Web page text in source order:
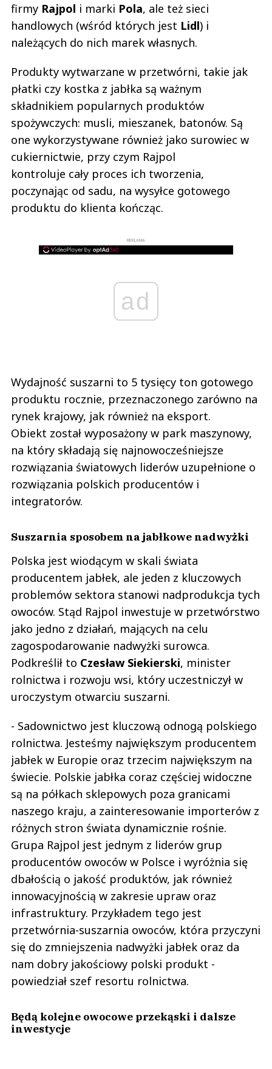
firmy Rajpol i marki Pola, ale też sieci
handlowych (wśród których jest Lidl) i
należących do nich marek własnych.
Produkty wytwarzane w przetwórni, takie jak
płatki czy kostka z jabłka są ważnym
składnikiem popularnych produktów
spożywczych: musli, mieszanek, batonów. Są
one wykorzystywane również jako surowiec w
cukiernictwie, przy czym Rajpol
kontroluje cały proces ich tworzenia,
poczynając od sadu, na wysyłce gotowego
produktu do klienta kończąc.
REKLAMA
ad
Wydajność suszarni to 5 tysięcy ton gotowego
produktu rocznie, przeznaczonego zarówno na
rynek krajowy, jak również na eksport.
Obiekt został wyposażony w park maszynowy,
na który składają się najnowocześniejsze
rozwiązania światowych liderów uzupełnione o
rozwiązania polskich producentów i
integratorów.
Suszarnia sposobem na jabłkowe nadwyżki
Polska jest wiodącym w skali świata
producentem jabłek, ale jeden z kluczowych
problemów sektora stanowi nadprodukcja tych
owoców. Stąd Rajpol inwestuje w przetwórstwo
jako jedno z działań, mających na celu
zagospodarowanie nadwyżki surowca.
Podkreślił to Czesław Siekierski, minister
rolnictwa i rozwoju wsi, który uczestniczył w
uroczystym otwarciu suszarni.
- Sadownictwo jest kluczową odnogą polskiego
rolnictwa. Jesteśmy największym producentem
jabłek w Europie oraz trzecim największym na
świecie. Polskie jabłka coraz częściej widoczne
są na półkach sklepowych poza granicami
naszego kraju, a zainteresowanie importerów z
różnych stron świata dynamicznie rośnie.
Grupa Rajpol jest jednym z liderów grup
producentów owoców w Polsce i wyróżnia się
dbałością o jakość produktów, jak również
innowacyjnością w zakresie upraw oraz
infrastruktury. Przykładem tego jest
przetwórnia-suszarnia owoców, która przyczyni
się do zmniejszenia nadwyżki jabłek oraz da
nam dobry jakościowy polski produkt -
powiedział szef resortu rolnictwa.
Będą kolejne owocowe przekąski i dalsze
inwestycje